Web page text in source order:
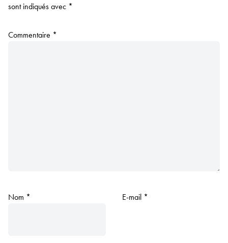
sont indiqués avec *
Commentaire *
Nom * E-mail *